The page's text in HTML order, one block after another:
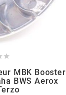

MBK Booster
BWS Aerox